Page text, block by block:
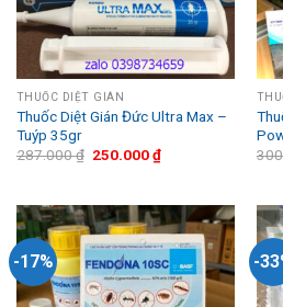
THUỐC DIỆT GIÁN
Thuốc Diệt Gián Đức Ultra Max –
Tuýp 35gr
287.000₫ 250.000₫
-17% -